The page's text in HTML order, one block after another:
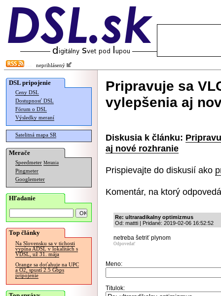
neprihlásený
DSL pripojenie
Ceny DSL
Dostupnosť DSL
Fórum o DSL
Výsledky meraní
Satelitná mapa SR
Merače
Speedmeter Merania
Pingmeter
Googlemeter
Hľadanie
Top články
Na Slovensku sa v tichosti
vypína ADSL v lokalitách s
VDSL, už 31. mája
Orange sa doťahuje na UPC
a O2, spustí 2.5 Gbps
pripojenie
Pripravuje sa
vylepšenia aj
Diskusia k článku:
aj nové rozhranie
Prispievajte do diskusií ako
Komentár, na ktorý
Re: ultraradikalny optimizmus
Od: mattti | Pridané: 2019-02-06 16:52:52
netreba šetriť plynom
Odpovedať
Meno:
Titulok: